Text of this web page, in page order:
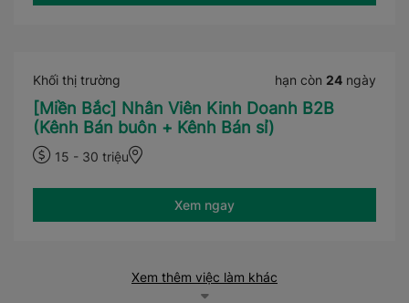
Khối thị trường hạn còn 24 ngày
[Miền Bắc] Nhân Viên Kinh Doanh B2B
(Kênh Bán buôn + Kênh Bán sỉ)
15 - 30 triệu
Xem ngay
Xem thêm việc làm khác